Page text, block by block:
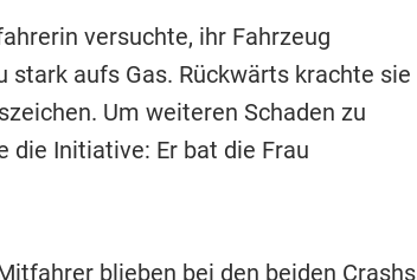
versuchte, ihr Fahrzeug
aufs Gas. Rückwärts krachte sie
Um weiteren Schaden zu
die Initiative: Er bat die Frau
blieben bei den beiden Crashs